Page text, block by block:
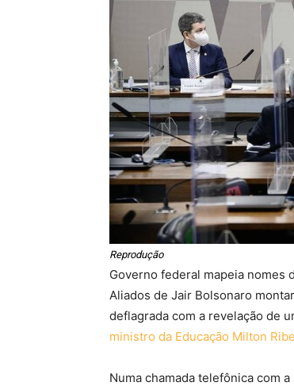
Reprodução
Governo federal mapeia nomes
Aliados de Jair Bolsonaro
deflagrada com a revelação de
ministro da Educação Milton
Numa chamada telefônica com